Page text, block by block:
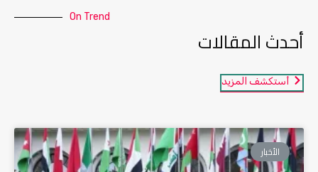
On Trend
أحدث المقالات
أستكشف المزيد
الأخبار